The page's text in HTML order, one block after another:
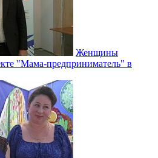
Женщины
"Мама-предприниматель" в